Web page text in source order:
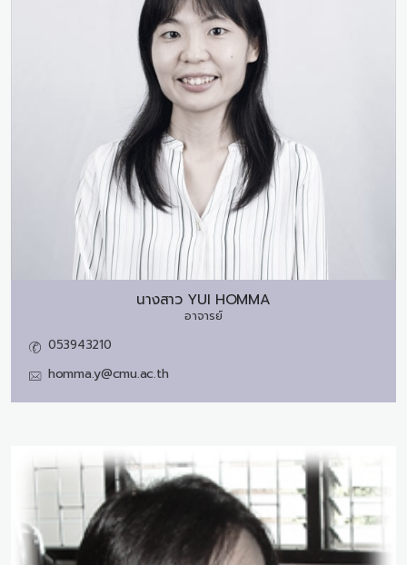
นางสาว YUI HOMMA
อาจารย์
053943210
homma.y@cmu.ac.th